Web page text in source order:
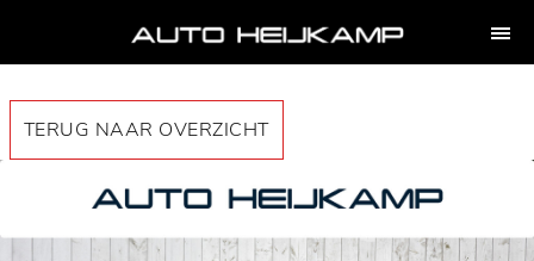
TERUG NAAR OVERZICHT